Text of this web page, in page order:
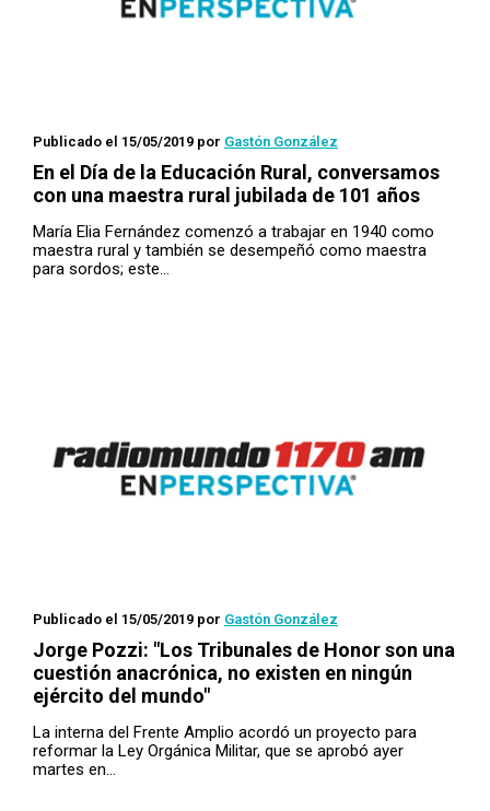
Publicado el 15/05/2019 por Gastón González
En el Día de la Educación Rural, conversamos
con una maestra rural jubilada de 101 años
María Elia Fernández comenzó a trabajar en 1940 como
maestra rural y también se desempeñó como maestra
para sordos; este…
Publicado el 15/05/2019 por Gastón González
Jorge Pozzi: "Los Tribunales de Honor son una
cuestión anacrónica, no existen en ningún
ejército del mundo"
La interna del Frente Amplio acordó un proyecto para
reformar la Ley Orgánica Militar, que se aprobó ayer
martes en…